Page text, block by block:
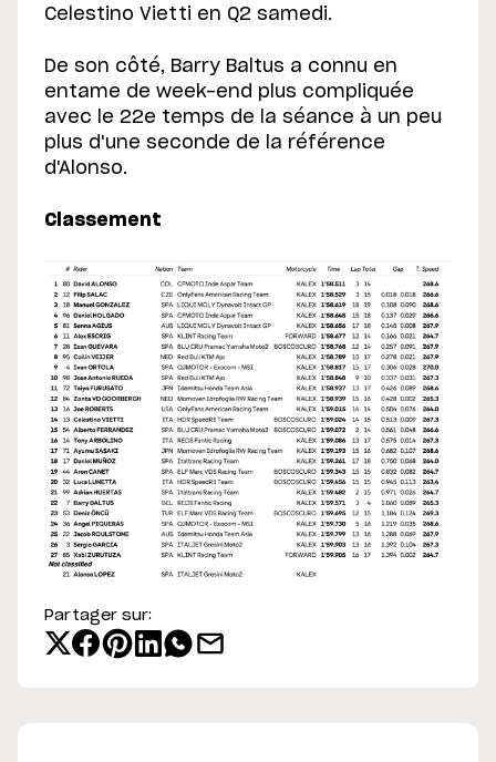
Celestino Vietti en Q2 samedi.
De son côté, Barry Baltus a connu en
entame de week-end plus compliquée
avec le 22e temps de la séance à un peu
plus d'une seconde de la référence
d'Alonso.
Classement
Partager sur: